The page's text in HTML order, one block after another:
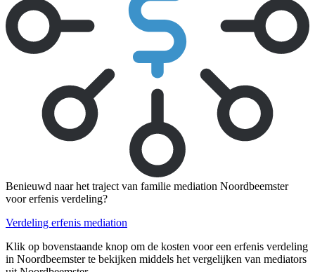
Benieuwd naar het traject van familie mediation Noordbeemster
voor erfenis verdeling?
Verdeling erfenis mediation
Klik op bovenstaande knop om de kosten voor een erfenis verdeling
in Noordbeemster te bekijken middels het vergelijken van mediators